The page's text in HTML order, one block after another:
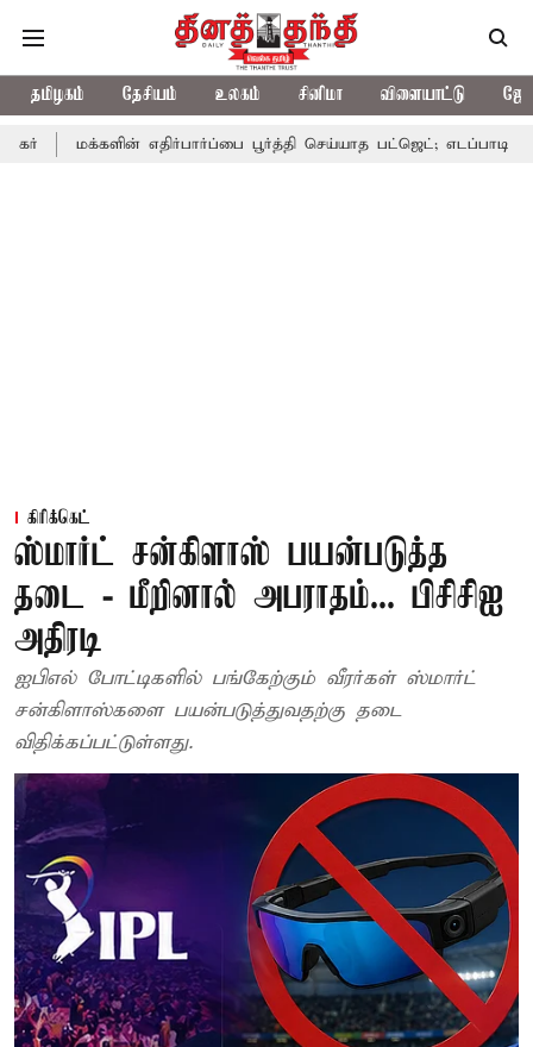
தமிழகம் தேசியம் உலகம் சினிமா விளையாட்டு
எதிர்பார்ப்பை பூர்த்தி செய்யாத பட்ஜெட்; எடப்பாடி பழனிசாமி
கிரிக்கெட்
ஸ்மார்ட் சன்கிளாஸ் பயன்படுத்த
தடை - மீறினால் அபராதம்... பிசிசிஐ
அதிரடி
ஐபிஎல் போட்டிகளில் பங்கேற்கும் வீரர்கள் ஸ்மார்ட்
சன்கிளாஸ்களை பயன்படுத்துவதற்கு தடை
விதிக்கப்பட்டுள்ளது.